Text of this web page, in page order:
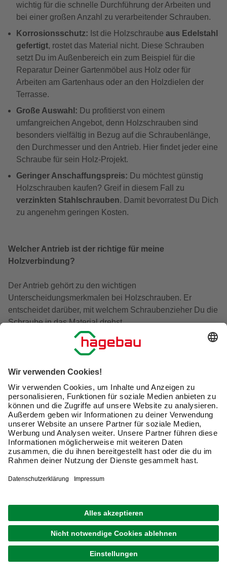
wichtig für die schnelle Durchführung der Arbeiten und
bei einer großen Anzahl zu verarbeitender Schrauben.
Korrosionsschutz: Ist die Holzschraube aus Edelstahl
gefertigt, rostet das Material nicht. Diese Schrauben
setzt Du im Außenbereich ein zum Beispiel für die
Reparatur Deiner Gartenmöbel aus Holz oder für
Arbeiten am Gartenhaus oder an den Holzdielen der
Terrasse.
Große Auswahl: Du profitierst von einem
umfangreichen Angebot, denn Holzschrauben sind
besonders vielfältig in Bezug auf die Schraubenlänge,
den Durchmesser und den Antrieb. Hier findet jeder eine
Schraube für sein Holz-Projekt.
Geringer Anschaffungspreis: Du möchtest günstig
Holzschrauben kaufen? Greif in diesem Fall zu
verzinkten Stahlschrauben. Damit bevorratest Du Dich
zu angenehm geringen Kosten.
Welcher Antrieb ist der richtige für meine
Holzverbindung?
Der Antrieb gehört zu den wichtigen
Unterscheidungsmerkmalen bei Holzschrauben. Er
entscheidet darüber, mit welchem Schraubenzieher Du die
Schraube in das Material drehst.
Am weitesten verbreitet ist das
Handschraubendreher eignen sich für Schrauben mit
Schraubenzieher mit Kreuzschlitz findet jeder Heimwerker
in seinemWerkzeugkofferund der Antrieb bietet eine gute
Kraftübertragung.
Für die maximale Leistung setzt Du auf Holzschrauben mit
Sechsrund-Antrieb. Der Markenname für diesen
. Torx ist dem Kreuzschlitzprofil in Hinblick auf die
erreichst Du eine vergleichbar hohe Kraftübertragung. Was
das für den praktischen Einsatz bedeutet? Du arbeitest mit
einer geringeren Andruckkraft und ziehst die Schraube
trotzdem genauso stark fest. Erfahrene Handwerker setzen
daher für ihre Arbeiten mit Holz auf die Torx-Schraube.